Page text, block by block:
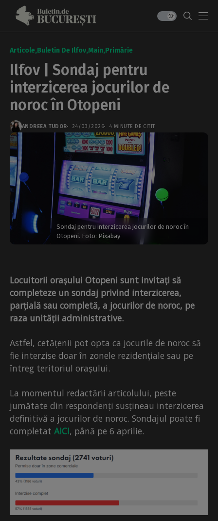
Articole Buletin De Ilfov Main Primărie
Ilfov | Sondaj pentru
interzicerea jocurilor de
noroc în Otopeni
ANDREEA TUDOR 24/03/2026 4 MINUTE DE CITIT
Sondaj pentru interzicerea jocurilor de noroc în
Otopeni. Foto: Pixabay
Locuitorii orașului Otopeni sunt invitați să
completeze un sondaj privind interzicerea,
parțială sau completă, a jocurilor de noroc, pe
raza unității administrative.
Astfel, cetățenii pot opta ca jocurile de noroc să
fie interzise doar în zonele rezidențiale sau pe
întreg teritoriul orașului.
La momentul redactării articolului, peste
jumătate din respondenți susțineau interzicerea
definitivă a jocurilor de noroc. Sondajul poate fi
completat AICI, până pe 6 aprilie.